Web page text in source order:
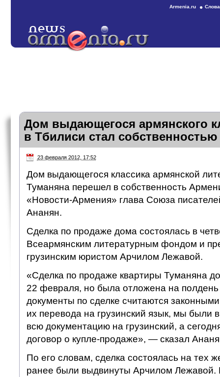
Armenia.ru
Дом выдающегося армянского
в Тбилиси стал
23 февраля 2012, 17:52
Дом выдающегося классика армянской
Туманяна перешел в собственность
«Новости-Армения» глава Союза
Ананян.
Сделка по продаже дома состоялась в
Всеармянским литературным фондом и
грузинским юристом Арчилом Лежавой.
«Сделка по продаже квартиры Туманяна
22 февраля, но была отложена на полдень
документы по сделке считаются
их перевода на грузинский язык, мы были
всю документацию на грузинский, а
договор о купле-продаже», — сказал
По его словам, сделка состоялась на тех
ранее были выдвинуты Арчилом Лежавой.